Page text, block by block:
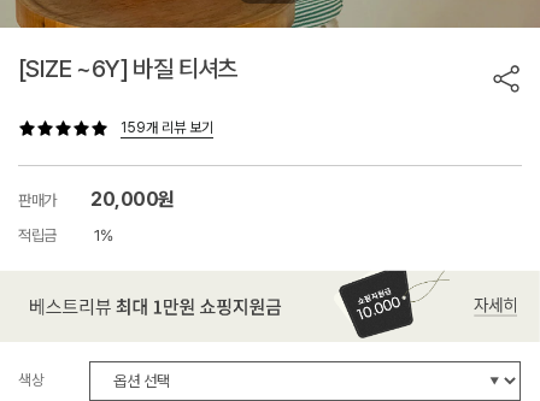
[SIZE ~6Y] 바질 티셔츠
159개 리뷰 보기
판매가 20,000원
적립금 1%
색상